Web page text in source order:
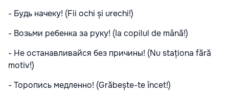
- Будь начеку! (Fii ochi și urechi!)
- ️Возьми ребенка за руку! (Ia copilul de mână!)
- ️Не останавливайся без причины! (Nu staționa fără
motiv!)
- Торопись медленно! (Grăbește-te încet!)